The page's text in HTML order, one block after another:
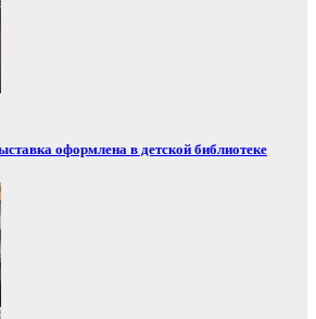
оформлена в детской библиотеке